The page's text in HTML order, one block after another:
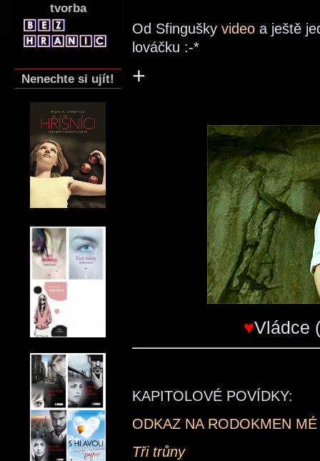
tvorba
Nenechte si ujít!
Od Sfingušky video a ještě
lováčku :-*
+
♥Vládce
KAPITOLOVÉ POVÍDKY:
ODKAZ NA RODOKMEN
Tři trůny